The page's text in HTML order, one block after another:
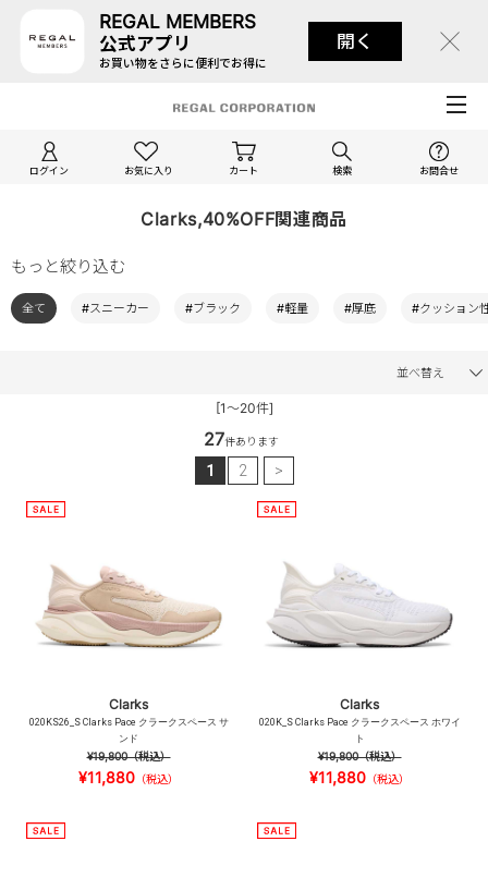
REGAL MEMBERS
公式アプリ
お買い物をさらに便利でお得に
開く
ログイン お気に入り カート 検索 お問合せ
Clarks,40%OFF関連商品
もっと絞り込む
全て #スニーカー #ブラック #軽量 #厚底 #クッション
並べ替え
[1～20件]
27件あります
1 2 >
Clarks
020KS26_S Clarks Pace クラークスペース サ
ンド
¥19,800（税込）
¥11,880 （税込）
Clarks
020K_S Clarks Pace クラークスペース ホワイ
ト
¥19,800（税込）
¥11,880 （税込）